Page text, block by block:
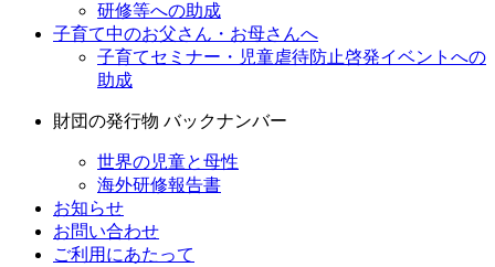
研修等への助成
子育て中のお父さん・お母さんへ
子育てセミナー・児童虐待防止啓発イベントへの
助成
財団の発行物 バックナンバー
世界の児童と母性
海外研修報告書
お知らせ
お問い合わせ
ご利用にあたって